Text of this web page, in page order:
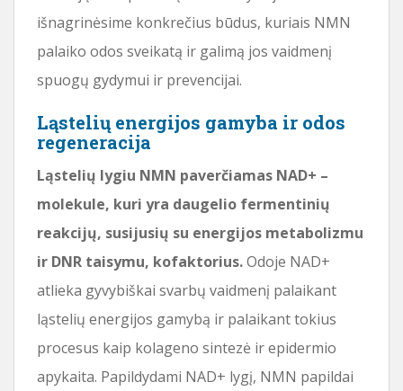
išnagrinėsime konkrečius būdus, kuriais NMN
palaiko odos sveikatą ir galimą jos vaidmenį
spuogų gydymui ir prevencijai.
Ląstelių energijos gamyba ir odos
regeneracija
Ląstelių lygiu NMN paverčiamas NAD+ –
molekule, kuri yra daugelio fermentinių
reakcijų, susijusių su energijos metabolizmu
ir DNR taisymu, kofaktorius.Odoje NAD+
atlieka gyvybiškai svarbų vaidmenį palaikant
ląstelių energijos gamybą ir palaikant tokius
procesus kaip kolageno sintezė ir epidermio
apykaita. Papildydami NAD+ lygį, NMN papildai